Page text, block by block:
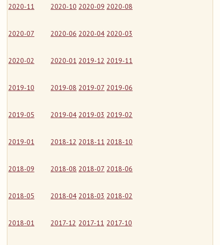
2020-11 2020-10 2020-09 2020-08
2020-07 2020-06 2020-04 2020-03
2020-02 2020-01 2019-12 2019-11
2019-10 2019-08 2019-07 2019-06
2019-05 2019-04 2019-03 2019-02
2019-01 2018-12 2018-11 2018-10
2018-09 2018-08 2018-07 2018-06
2018-05 2018-04 2018-03 2018-02
2018-01 2017-12 2017-11 2017-10